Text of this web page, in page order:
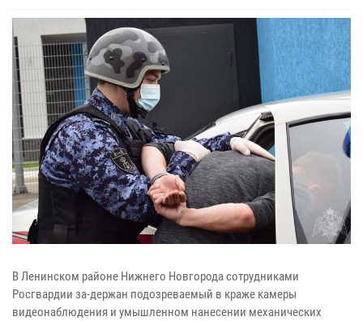
В Ленинском районе Нижнего Новгорода сотрудниками
Росгвардии за-держан подозреваемый в краже камеры
видеонаблюдения и умышленном нанесении механических